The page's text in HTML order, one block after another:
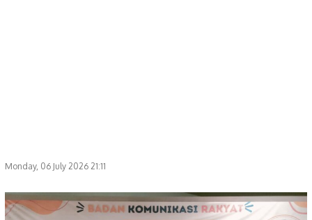
Monday, 06 July 2026 21:11